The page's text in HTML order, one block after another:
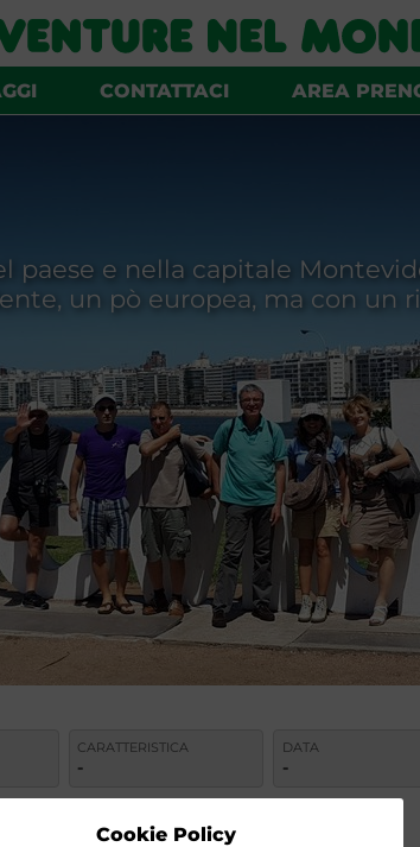
Cookie Policy
CONTATTACI AREA
e nella capitale
un pò europea, ma con un
CARATTERISTICA
-
DATA
-